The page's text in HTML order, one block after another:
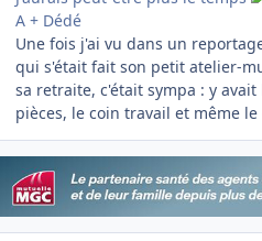
A + Dédé
Une fois j'ai vu dans un
qui s'était fait son petit atelier-
sa retraite, c'était sympa : y
pièces, le coin travail et même